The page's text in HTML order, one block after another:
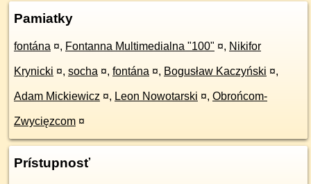
Pamiatky
fontána ¤, Fontanna Multimedialna "100" ¤, Nikifor
Krynicki ¤, socha ¤, fontána ¤, Bogusław Kaczyński ¤,
Adam Mickiewicz ¤, Leon Nowotarski ¤, Obrońcom-
Zwycięzcom ¤
Prístupnosť